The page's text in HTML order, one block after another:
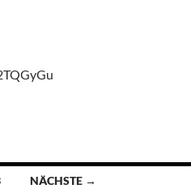
NÄCHSTE →